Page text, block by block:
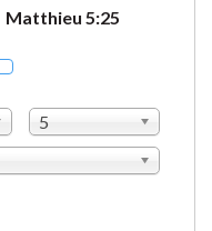
Matthieu 5:25
5